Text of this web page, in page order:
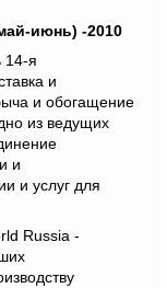
июнь) -2010
14-я
и
и обогащение
из ведущих
и
и услуг для
Russia -